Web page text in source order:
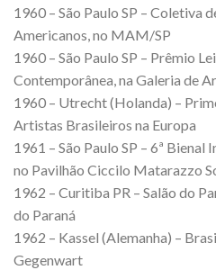
1960 – São Paulo SP – Coletiva
Americanos, no MAM/SP
1960 – São Paulo SP – Prêmio
Contemporânea, na Galeria de
1960 – Utrecht (Holanda) –
Artistas Brasileiros na Europa
1961 – São Paulo SP – 6ª Bienal
no Pavilhão Ciccilo Matarazzo
1962 – Curitiba PR – Salão do
do Paraná
1962 – Kassel (Alemanha) –
Gegenwart